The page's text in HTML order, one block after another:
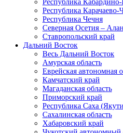
Республика Кабардино-
Республика Карачаево-
Республика Чечня
Северная Осетия –
Ставропольский край
Дальний Восток
Весь Дальний Восток
Амурская область
Еврейская автономная
Камчатский край
Магаданская область
Приморский край
Республика Саха
Сахалинская область
Хабаровский край